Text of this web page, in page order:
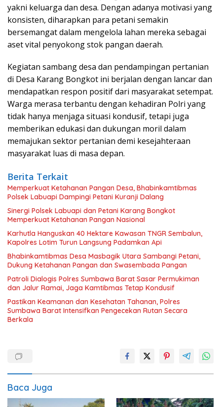
yakni keluarga dan desa. Dengan adanya motivasi yang
konsisten, diharapkan para petani semakin
bersemangat dalam mengelola lahan mereka sebagai
aset vital penyokong stok pangan daerah.
Kegiatan sambang desa dan pendampingan pertanian
di Desa Karang Bongkot ini berjalan dengan lancar dan
mendapatkan respon positif dari masyarakat setempat.
Warga merasa terbantu dengan kehadiran Polri yang
tidak hanya menjaga situasi kondusif, tetapi juga
memberikan edukasi dan dukungan moril dalam
memajukan sektor pertanian demi kesejahteraan
masyarakat luas di masa depan.
Berita Terkait
Memperkuat Ketahanan Pangan Desa, Bhabinkamtibmas
Polsek Labuapi Dampingi Petani Kuranji Dalang
Sinergi Polsek Labuapi dan Petani Karang Bongkot
Memperkuat Ketahanan Pangan Nasional
Karhutla Hanguskan 40 Hektare Kawasan TNGR Sembalun,
Kapolres Lotim Turun Langsung Padamkan Api
Bhabinkamtibmas Desa Masbagik Utara Sambangi Petani,
Dukung Ketahanan Pangan dan Swasembada Pangan
Patroli Dialogis Polres Sumbawa Barat Sasar Permukiman
dan Jalur Ramai, Jaga Kamtibmas Tetap Kondusif
Pastikan Keamanan dan Kesehatan Tahanan, Polres
Sumbawa Barat Intensifkan Pengecekan Rutan Secara
Berkala
Baca Juga